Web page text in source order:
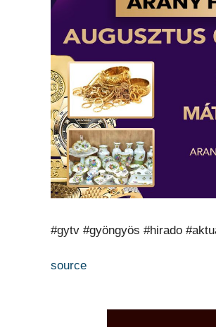
#gytv #gyöngyös #hirado
source